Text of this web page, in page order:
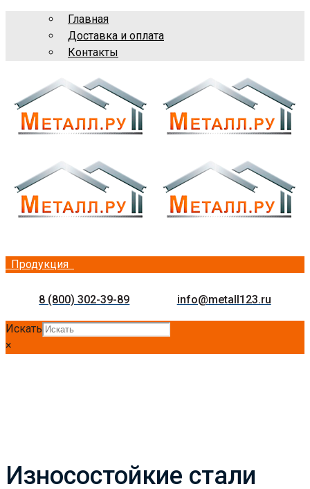
Главная
Доставка и оплата
Контакты
Продукция
8 (800) 302-39-89 info@metall123.ru
Искать
×
Износостойкие стали